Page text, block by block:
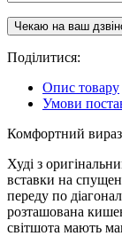
Поділитися:
Опис товару
Умови
Комфортний
Худі з
вставки на
переду по
розташована
світшота мають